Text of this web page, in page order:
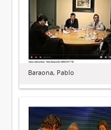
Baraona, Pablo